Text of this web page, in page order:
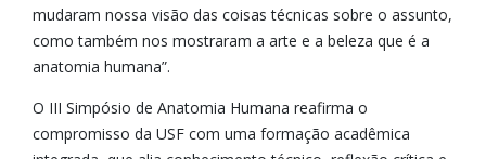
mudaram nossa visão das coisas técnicas sobre o assunto,
como também nos mostraram a arte e a beleza que é a
anatomia humana”.
O III Simpósio de Anatomia Humana reafirma o
compromisso da USF com uma formação acadêmica